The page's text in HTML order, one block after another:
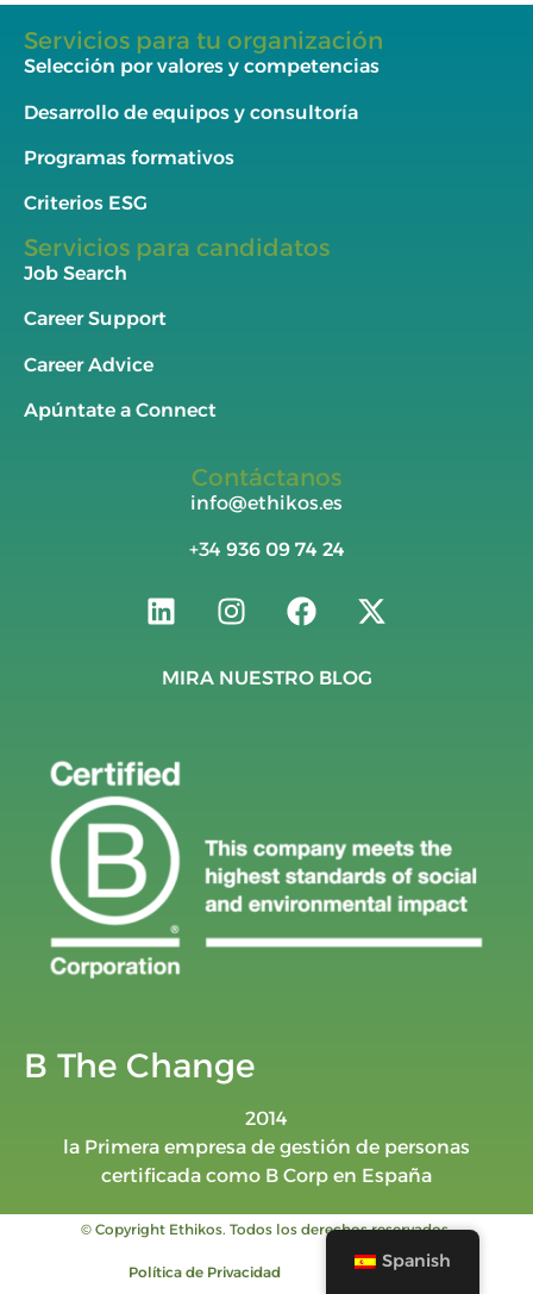
Servicios para tu organización
Selección por valores y competencias
Desarrollo de equipos y consultoría
Programas formativos
Criterios ESG
Servicios para candidatos
Job Search
Career Support
Career Advice
Apúntate a Connect
Contáctanos
info@ethikos.es
+34 936 09 74 24
MIRA NUESTRO BLOG
B The Change
2014
la Primera empresa de gestión de personas
certificada como B Corp en España
© Copyright Ethikos. Todos los derechos reservados.
Política de Privacidad Aviso legal
Spanish